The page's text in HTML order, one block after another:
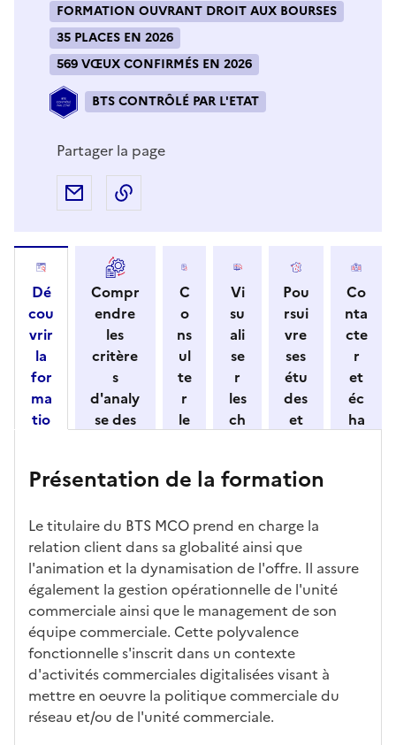
FORMATION OUVRANT DROIT AUX BOURSES
35 PLACES EN 2026
569 VŒUX CONFIRMÉS EN 2026
BTS CONTRÔLÉ PAR L'ETAT
Partager la page
Partager par e-mail
Dé
cou
vrir
la
for
ma
tio
ses
act
éris
tiq
ues
Compr
endre
les
critère
s
d'analy
se des
par
ssemen
t
C
o
ns
ul
te
r
le
o
ali
té
s
d
e
c
a
n
di
d
Vi
su
ali
se
r
les
ch
s
ac
cè
s à
la
fo
rm
ati
on
Pou
rsui
vre
ses
étu
des
et
re
dé
bo
uch
és
Co
nta
cte
r
et
éc
ha
iss
Présentation de la formation
Le titulaire du BTS MCO prend en charge la
relation client dans sa globalité ainsi que
l'animation et la dynamisation de l'offre. Il assure
également la gestion opérationnelle de l'unité
commerciale ainsi que le management de son
équipe commerciale. Cette polyvalence
fonctionnelle s'inscrit dans un contexte
d'activités commerciales digitalisées visant à
mettre en oeuvre la politique commerciale du
réseau et/ou de l'unité commerciale.